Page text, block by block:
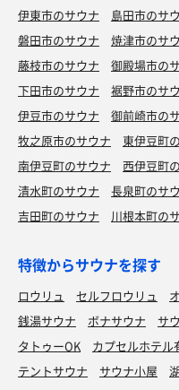
伊東市のサウナ
島田市のサ
磐田市のサウナ
焼津市のサ
藤枝市のサウナ
御殿場市の
下田市のサウナ
裾野市のサ
伊豆市のサウナ
御前崎市の
牧之原市のサウナ
東伊豆町
南伊豆町のサウナ
西伊豆町
清水町のサウナ
長泉町のサ
吉田町のサウナ
川根本町の
特徴からサウナを探す
ロウリュ セルフロウリュ
銭湯サウナ
ボナサウナ サ
タトゥーOK
カプセルホテル
テントサウナ
サウナ小屋